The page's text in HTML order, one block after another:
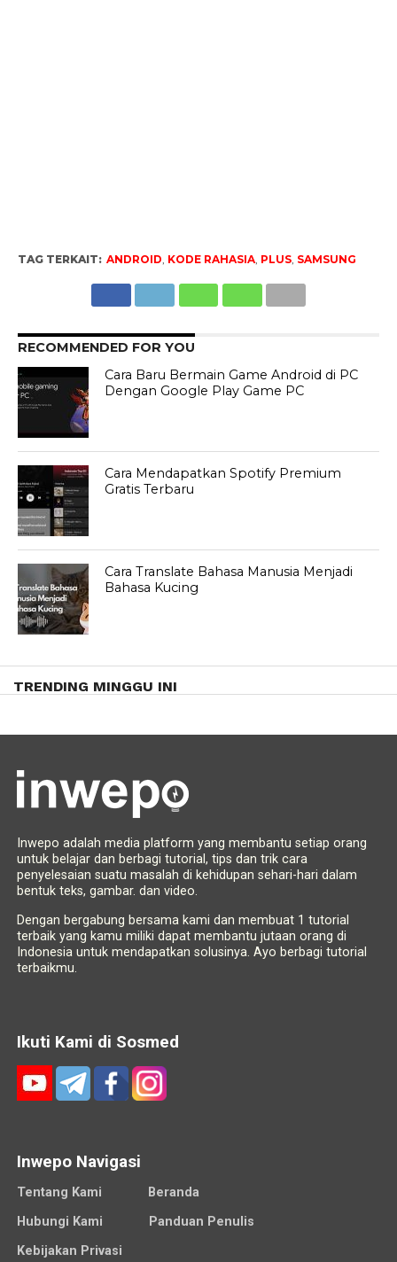
TAG TERKAIT: ANDROID KODE RAHASIA, PLUS, SAMSUNG
RECOMMENDED FOR YOU
Cara Baru Bermain Game Android di PC
Dengan Google Play Game PC
Cara Mendapatkan Spotify Premium
Gratis Terbaru
Cara Translate Bahasa Manusia Menjadi
Bahasa Kucing
TRENDING MINGGU INI
Inwepo adalah media platform yang membantu setiap orang
untuk belajar dan berbagi tutorial, tips dan trik cara
penyelesaian suatu masalah di kehidupan sehari-hari dalam
bentuk teks, gambar. dan video.
Dengan bergabung bersama kami dan membuat 1 tutorial
terbaik yang kamu miliki dapat membantu jutaan orang di
Indonesia untuk mendapatkan solusinya. Ayo berbagi tutorial
terbaikmu.
Ikuti Kami di Sosmed
Inwepo Navigasi
Tentang Kami
Beranda
Hubungi Kami
Panduan Penulis
Kebijakan Privasi